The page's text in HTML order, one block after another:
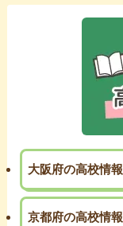
大阪府の高校情報
京都府の高校情報